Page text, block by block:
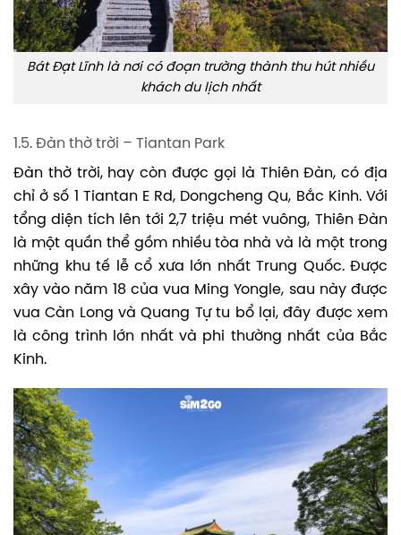
Bát Đạt Lĩnh là nơi có đoạn trường thành thu hút nhiều
khách du lịch nhất
1.5. Đàn thờ trời – Tiantan Park
Đàn thờ trời, hay còn được gọi là Thiên Đàn, có địa
chỉ ở số 1 Tiantan E Rd, Dongcheng Qu, Bắc Kinh. Với
tổng diện tích lên tới 2,7 triệu mét vuông, Thiên Đàn
là một quần thể gồm nhiều tòa nhà và là một trong
những khu tế lễ cổ xưa lớn nhất Trung Quốc. Được
xây vào năm 18 của vua Ming Yongle, sau này được
vua Càn Long và Quang Tự tu bổ lại, đây được xem
là công trình lớn nhất và phi thường nhất của Bắc
Kinh.